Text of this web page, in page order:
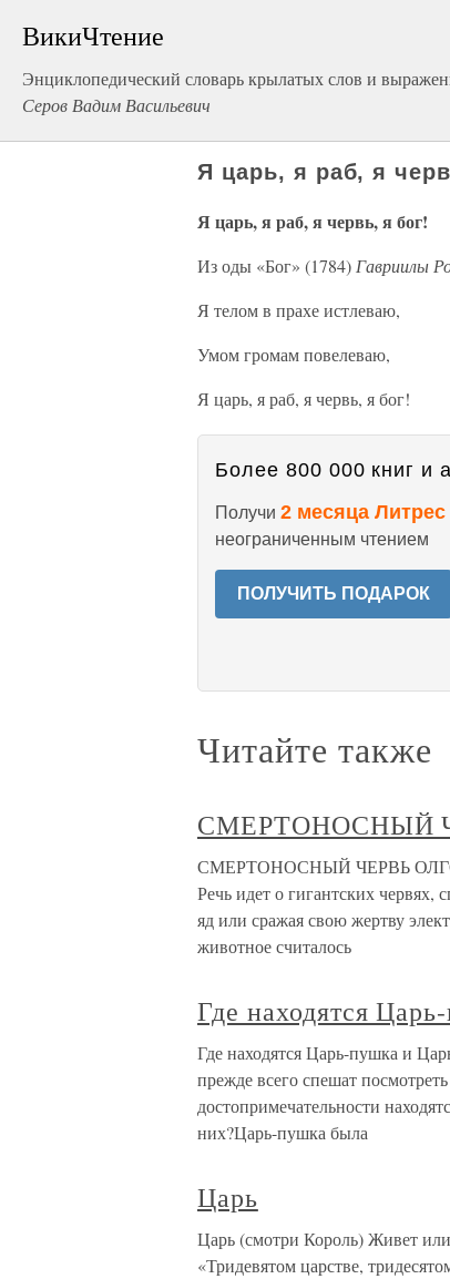
ВикиЧтение
Энциклопедический словарь крылатых слов и
Серов Вадим Васильевич
Я царь, я раб, я
Я царь, я раб, я червь, я бог!
Из оды «Бог» (1784) Гавриилы
Я телом в прахе истлеваю,
Умом громам повелеваю,
Я царь, я раб, я червь, я бог!
Более 800 000 книг и
Получи 2 месяца
неограниченным чтением
ПОЛУЧИТЬ ПОДАРОК
Читайте также
СМЕРТОНОСНЫЙ
СМЕРТОНОСНЫЙ ЧЕРВЬ
Речь идет о гигантских червях,
яд или сражая свою жертву
животное считалось
Где находятся
Где находятся Царь-пушка и
прежде всего спешат
достопримечательности
них?Царь-пушка была
Царь
Царь (смотри Король) Живет или
«Тридевятом царстве,